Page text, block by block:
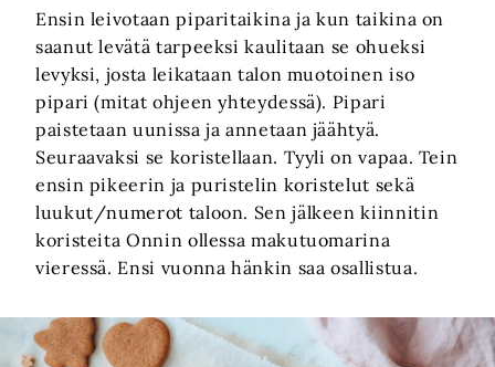
Ensin leivotaan piparitaikina ja kun taikina on
saanut levätä tarpeeksi kaulitaan se ohueksi
levyksi, josta leikataan talon muotoinen iso
pipari (mitat ohjeen yhteydessä). Pipari
paistetaan uunissa ja annetaan jäähtyä.
Seuraavaksi se koristellaan. Tyyli on vapaa. Tein
ensin pikeerin ja puristelin koristelut sekä
luukut/numerot taloon. Sen jälkeen kiinnitin
koristeita Onnin ollessa makutuomarina
vieressä. Ensi vuonna hänkin saa osallistua.